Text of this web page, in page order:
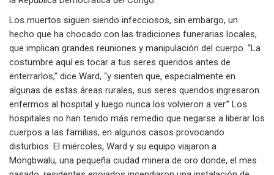
Los muertos siguen siendo infecciosos, sin embargo, un
hecho que ha chocado con las tradiciones funerarias locales,
que implican grandes reuniones y manipulación del cuerpo. “La
costumbre aquí es tocar a tus seres queridos antes de
enterrarlos,” dice Ward, “y sienten que, especialmente en
algunas de estas áreas rurales, sus seres queridos ingresaron
enfermos al hospital y luego nunca los volvieron a ver.” Los
hospitales no han tenido más remedio que negarse a liberar los
cuerpos a las familias, en algunos casos provocando
disturbios. El miércoles, Ward y su equipo viajaron a
Mongbwalu, una pequeña ciudad minera de oro donde, el mes